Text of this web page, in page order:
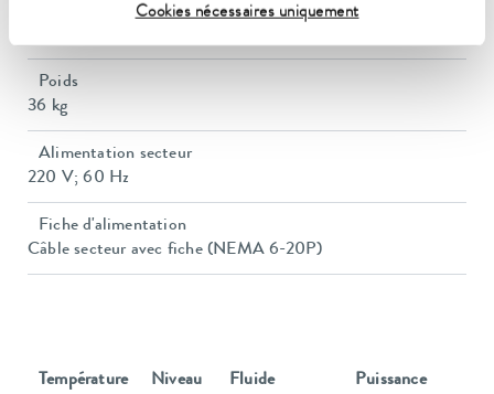
Cookies nécessaires uniquement
Dimensions (l x P x H)
Poids
36 kg
Alimentation secteur
220 V; 60 Hz
Fiche d'alimentation
Câble secteur avec fiche (NEMA 6-20P)
Température
Niveau
Fluide
Puissance